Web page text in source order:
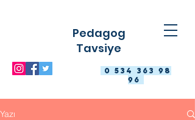
0 534 363 98
96
Pedagog
Tavsiye
Yazı